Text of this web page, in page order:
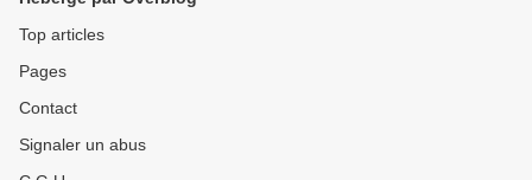
Top articles
Pages
Contact
Signaler un abus